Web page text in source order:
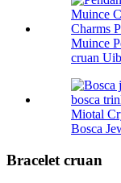
Muince
cruan
Miotal
Bosca
Bracelet cruan